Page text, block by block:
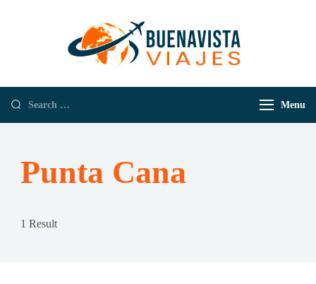
Menu
Punta Cana
1 Result